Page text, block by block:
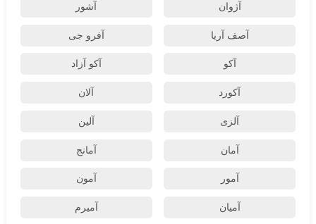
آژوان آشور
آصف آریا آفرو جی
آکو آکو آزاد
آکورد آلان
آلزی آلین
آمان آمانج
آمور آمون
آمیان آمیرم